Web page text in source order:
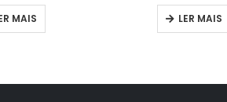
MAIS LER MAIS